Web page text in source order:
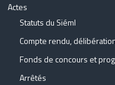
Actes
Statuts du Siéml
Compte rendu,
Fonds de concours et
Arrêtés